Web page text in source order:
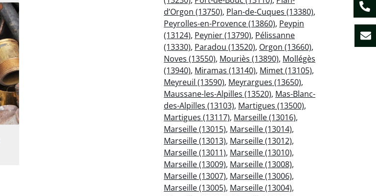
d’Orgon (13750), Plan-de-Cuques (13380),
Peyrolles-en-Provence (13860), Peypin
(13124), Peynier (13790), Pélissanne
(13330), Paradou (13520), Orgon (13660),
Noves (13550), Mouriès (13890), Mollégès
(13940), Miramas (13140), Mimet (13105),
Meyreuil (13590), Meyrargues (13650),
Maussane-les-Alpilles (13520), Mas-Blanc-
des-Alpilles (13103), Martigues (13500),
Martigues (13117), Marseille (13016),
Marseille (13015), Marseille (13014),
Marseille (13013), Marseille (13012),
Marseille (13011), Marseille (13010),
Marseille (13009), Marseille (13008),
Marseille (13007), Marseille (13006),
Marseille (13005), Marseille (13004),